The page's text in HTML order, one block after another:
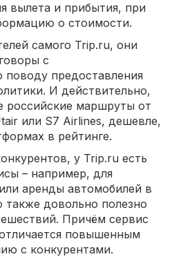
вылета и прибытия, при
о стоимости.
самого Trip.ru, они
с
поводу предоставления
И действительно,
российские маршруты от
или S7 Airlines, дешевле,
в рейтинге.
у Trip.ru есть
– например, для
аренды автомобилей в
также довольно полезно
Причём сервис
повышенным
с конкурентами.